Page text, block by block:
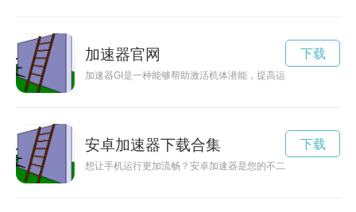
加速器官网
加速器GI是一种能够帮助激活机体潜能，提高运动表现的科技
下载
安卓加速器下载合集
想让手机运行更加流畅？安卓加速器是您的不二选择！本文将
下载